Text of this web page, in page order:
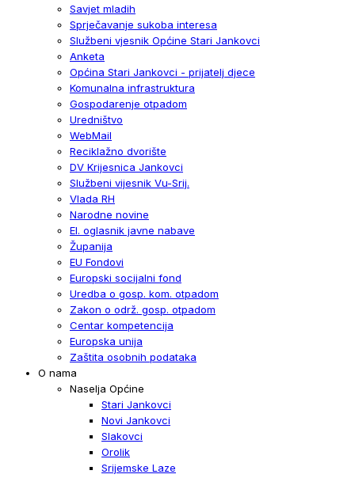
Savjet mladih
Sprječavanje sukoba interesa
Službeni vjesnik Općine Stari Jankovci
Anketa
Općina Stari Jankovci - prijatelj djece
Komunalna infrastruktura
Gospodarenje otpadom
Uredništvo
WebMail
Reciklažno dvorište
DV Krijesnica Jankovci
Službeni vijesnik Vu-Srij.
Vlada RH
Narodne novine
El. oglasnik javne nabave
Županija
EU Fondovi
Europski socijalni fond
Uredba o gosp. kom. otpadom
Zakon o održ. gosp. otpadom
Centar kompetencija
Europska unija
Zaštita osobnih podataka
O nama
Naselja Općine
Stari Jankovci
Novi Jankovci
Slakovci
Orolik
Srijemske Laze